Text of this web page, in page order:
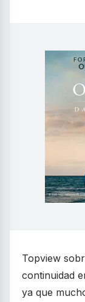
Topview
continuidad
ya que